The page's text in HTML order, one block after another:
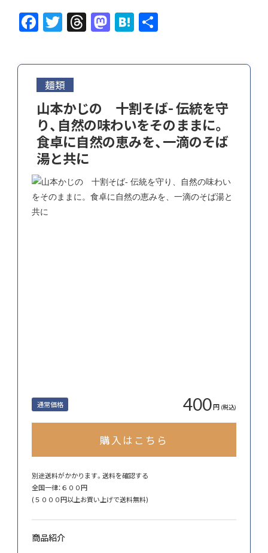
F
ac
e
b
o
o
k
T
w
itt
er
T
hr
ea
M
as
to
n
H
at
e
a
麺類
山本かじの 十割そば- 伝統を守
り、自然の味わいをそのままに。
食卓に自然の恵みを、一滴のそば
湯と共に
通常価格 400円 (税込)
購入はこちら
別途送料がかかります。 送料を確認する
全国一律：６００円
(５０００円以上お買い上げで送料無料)
商品紹介